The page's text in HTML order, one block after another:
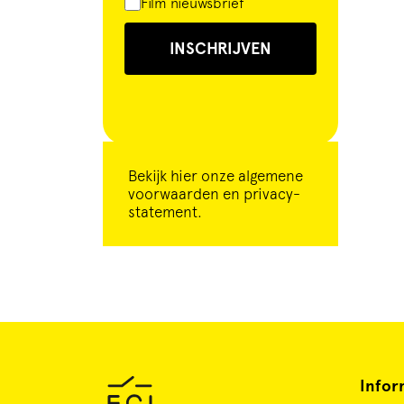
INSCHRIJVEN
Bekijk hier onze algemene
voorwaarden en privacy-
statement.